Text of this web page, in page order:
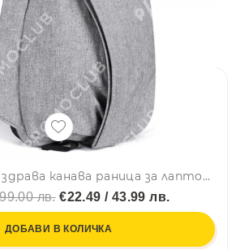
Изключително здрава канава раница за лаптопи и таблети 14 инча, водоустойчива, с 2 огромни джоба
лв.€22.49 / 43.99 лв.
ДОБАВИ В КОЛИЧКА